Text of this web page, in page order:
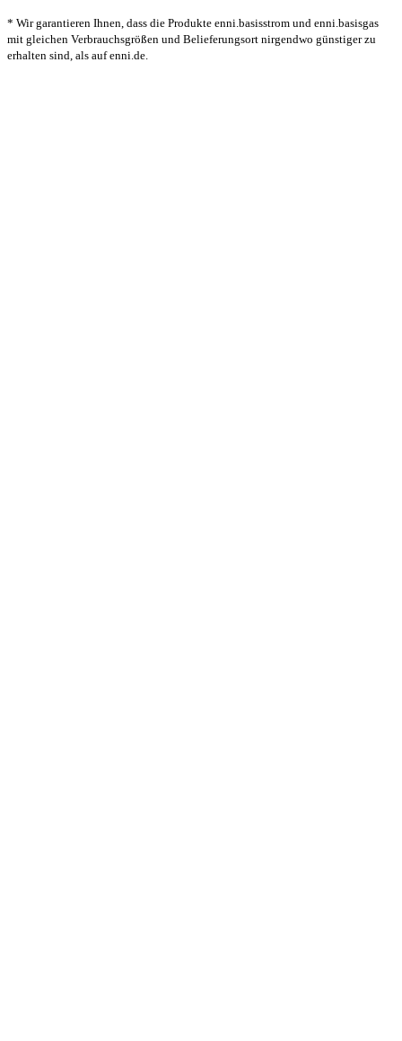
* Wir garantieren Ihnen, dass die Produkte enni.basisstrom und enni.basisgas
mit gleichen Verbrauchsgrößen und Belieferungsort nirgendwo günstiger zu
erhalten sind, als auf enni.de.